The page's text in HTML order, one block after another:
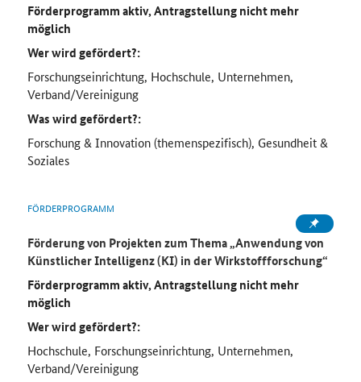
Förderprogramm aktiv, Antragstellung nicht mehr
möglich
Wer wird gefördert?:
Forschungseinrichtung, Hochschule, Unternehmen,
Verband/Vereinigung
Was wird gefördert?:
Forschung & Innovation (themenspezifisch), Gesundheit &
Soziales
FÖRDERPROGRAMM
Förderung von Projekten zum Thema „Anwendung von
Künstlicher Intelligenz (KI) in der Wirkstoffforschung“
Förderprogramm aktiv, Antragstellung nicht mehr
möglich
Wer wird gefördert?:
Hochschule, Forschungseinrichtung, Unternehmen,
Verband/Vereinigung